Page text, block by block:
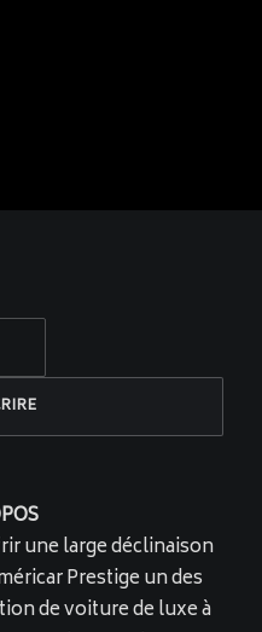
une large déclinaison
Prestige un des
de voiture de luxe à